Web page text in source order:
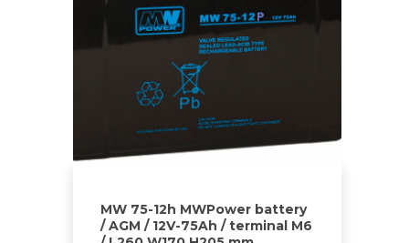
MW 75-12h MWPower battery
/ AGM / 12V-75Ah / terminal M6